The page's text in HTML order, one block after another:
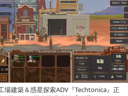
場建築＆惑星探索ADV『Techtonica』正